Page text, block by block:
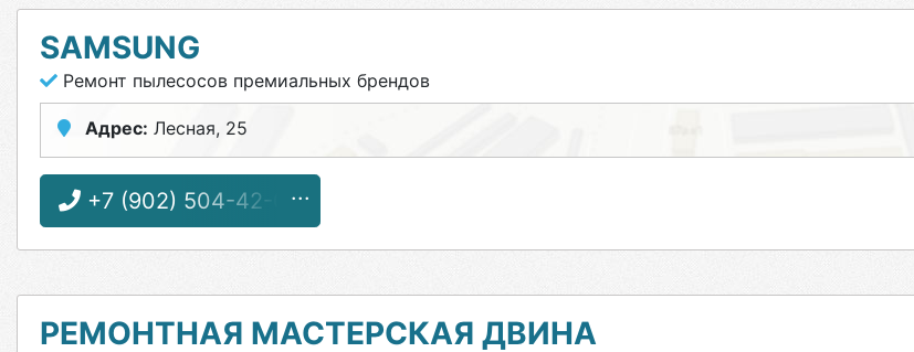
SAMSUNG
Ремонт пылесосов премиальных брендов
Адрес: Лесная, 25
+7 (902) 504-42-04
РЕМОНТНАЯ МАСТЕРСКАЯ ДВИНА